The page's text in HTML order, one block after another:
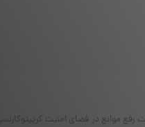
در سال 2017 پایه گذاری شد. هدف اصلی این شرکت رفع